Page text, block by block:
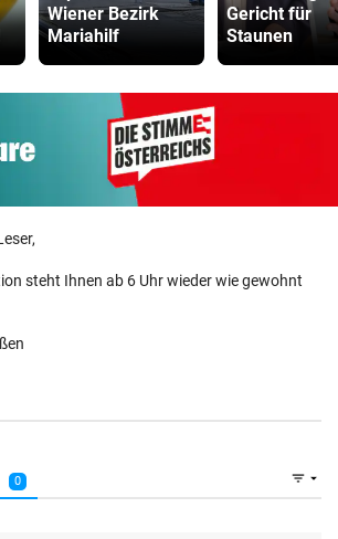
Wiener Bezirk
Mariahilf
Gericht für
Staunen
steht Ihnen ab 6 Uhr wieder wie gewohnt